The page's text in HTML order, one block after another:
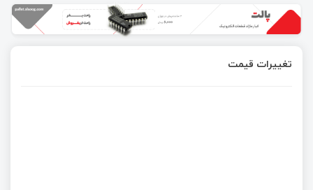
تغییرات قیمت